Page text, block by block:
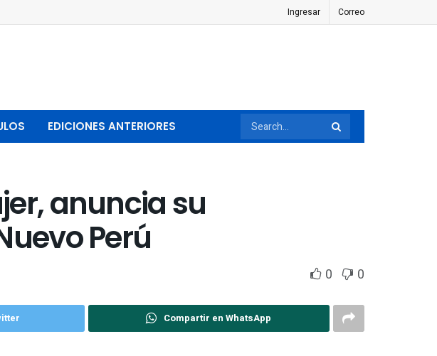
Ingresar Correo
EDICIONES ANTERIORES
anuncia su
Perú
0 0
Compartir en WhatsApp